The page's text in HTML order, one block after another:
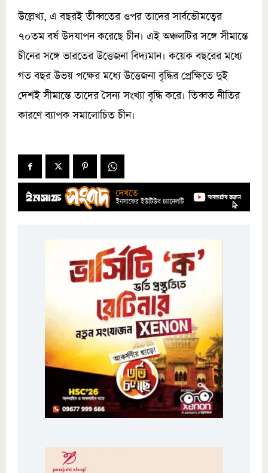
উল্লেখ্য, এ বছরই তীব্বতের ওপর তাদের সার্বভৌমত্বের
৭০তম বর্ষ উদযাপন করেছে চীন। এই অঞ্চলটির সঙ্গে সীমান্তে
চীনের সঙ্গে ভারতের উত্তেজনা বিদ্যমান। কয়েক বছরের মধ্যে
গত বছর উভয় পক্ষের মধ্যে উত্তেজনা বৃদ্ধির প্রেক্ষিতে দুই
দেশই সীমান্তে তাদের সৈন্য সংখ্যা বৃদ্ধি করে। তিব্বত নীতির
কারণে ব্যাপক সমালোচিত চীন।